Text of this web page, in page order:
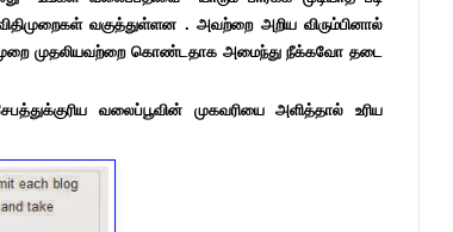
வகுத்துள்ளன . அவற்றை அறிய விரும்பினால்
முதலியவற்றை கொண்டதாக அமைந்து நீக்கவோ தடை
வலைப்பூவின் முகவரியை அளித்தால் உரிய